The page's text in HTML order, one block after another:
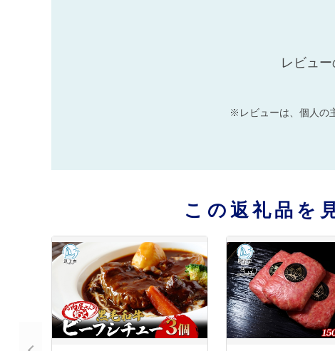
レビュ
※レビューは、個人の
この返礼品を